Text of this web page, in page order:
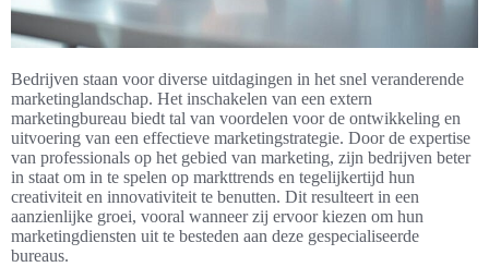
Bedrijven staan voor diverse uitdagingen in het snel veranderende
marketinglandschap. Het inschakelen van een extern
marketingbureau biedt tal van voordelen voor de ontwikkeling en
uitvoering van een effectieve marketingstrategie. Door de expertise
van professionals op het gebied van marketing, zijn bedrijven beter
in staat om in te spelen op markttrends en tegelijkertijd hun
creativiteit en innovativiteit te benutten. Dit resulteert in een
aanzienlijke groei, vooral wanneer zij ervoor kiezen om hun
marketingdiensten uit te besteden aan deze gespecialiseerde
bureaus.